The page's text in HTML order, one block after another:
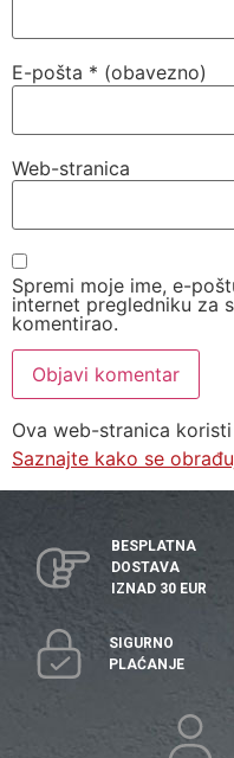
E-pošta * (obavezno)
Web-stranica
Spremi moje ime, e-
internet pregledniku za
komentirao.
Ova web-stranica
Saznajte kako se
BESPLATNA
DOSTAVA
IZNAD 30 EUR
SIGURNO
PLAĆANJE